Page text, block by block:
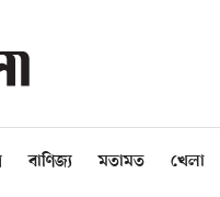
বাণিজ্য মতামত খেলা